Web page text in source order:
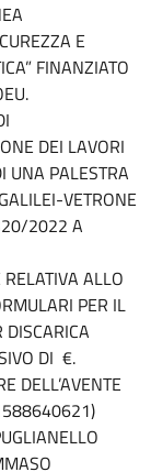
E
FINANZIATO
DEI LAVORI
UNA PALESTRA
VETRONE
2022 A
ALLO
PER IL
DI €.
DELL’AVENTE